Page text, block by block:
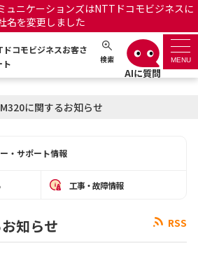
ュニケーションズはNTTドコモビジネスに
名を変更しました
コモビジネスお客さ
ト
検索 MENU
お客さまサポート 日本語 English
に関するお知らせ
・サポート情報
工事・故障情報
RSS
知らせ